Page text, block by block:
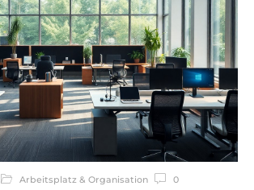
Arbeitsplatz & Organisation 0